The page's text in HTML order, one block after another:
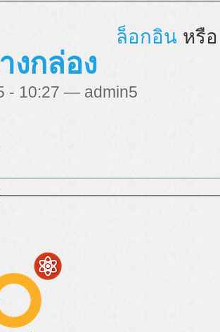
ล็อกอิน หรื
งกล่อง
- 10:27 — admin5